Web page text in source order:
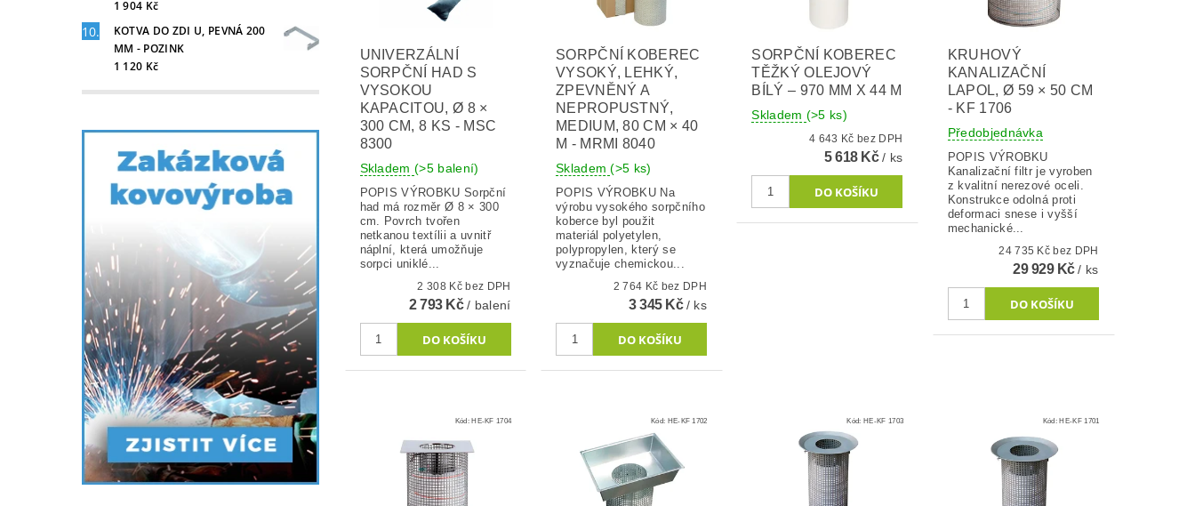
1 904 Kč
KOTVA DO ZDI U, PEVNÁ 200
MM - POZINK
1 120 Kč
UNIVERZÁLNÍ
SORPČNÍ HAD S
VYSOKOU
KAPACITOU, Ø 8 ×
300 CM, 8 KS - MSC
8300
Skladem(>5 balení)
POPIS VÝROBKU Sorpční
had má rozměr Ø 8 × 300
cm. Povrch tvořen
netkanou textílii a uvnitř
náplní, která umožňuje
sorpci uniklé...
2 308 Kč bez DPH
2 793 Kč/ balení
SORPČNÍ KOBEREC
VYSOKÝ, LEHKÝ,
ZPEVNĚNÝ A
NEPROPUSTNÝ,
MEDIUM, 80 CM × 40
M - MRMI 8040
Skladem(>5 ks)
POPIS VÝROBKU Na
výrobu vysokého sorpčního
koberce byl použit
materiál polyetylen,
polypropylen, který se
vyznačuje chemickou...
2 764 Kč bez DPH
3 345 Kč/ ks
SORPČNÍ KOBEREC
TĚŽKÝ OLEJOVÝ
BÍLÝ – 970 MM X 44 M
Skladem (>5 ks)
4 643 Kč bez DPH
5 618 Kč/ ks
KRUHOVÝ
KANALIZAČNÍ
LAPOL, Ø 59 × 50 CM
- KF 1706
Předobjednávka
POPIS VÝROBKU
Kanalizační filtr je vyroben
z kvalitní nerezové oceli.
Konstrukce odolná proti
deformaci snese i vyšší
mechanické...
24 735 Kč bez DPH
29 929 Kč/ ks
Kód:HE-KF 1704 Kód: HE-KF 1702 Kód: HE-KF 1703 Kód:HE-KF 1701